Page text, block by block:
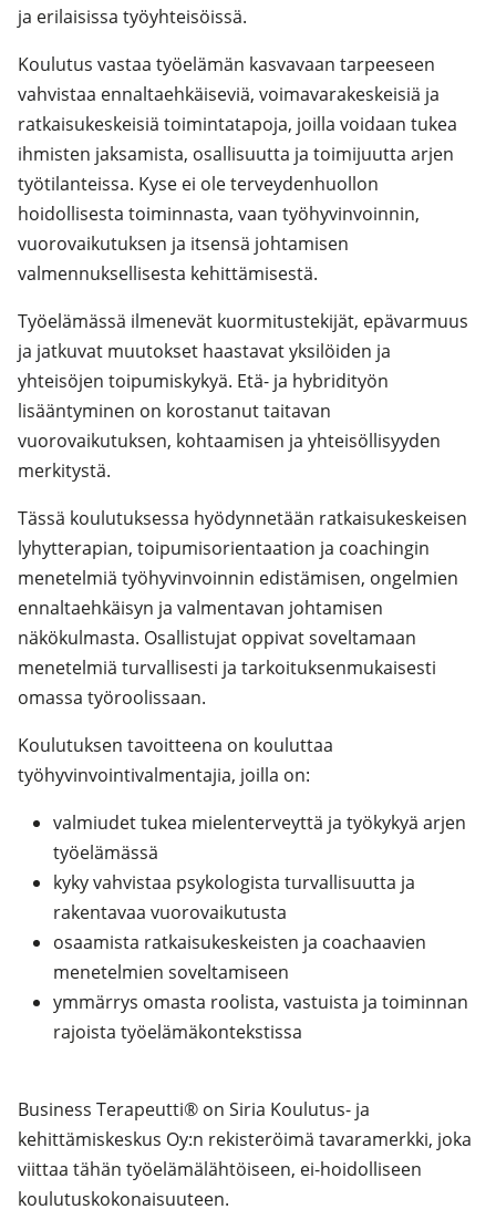
ja erilaisissa työyhteisöissä.
Koulutus vastaa työelämän kasvavaan tarpeeseen
vahvistaa ennaltaehkäiseviä, voimavarakeskeisiä ja
ratkaisukeskeisiä toimintatapoja, joilla voidaan tukea
ihmisten jaksamista, osallisuutta ja toimijuutta arjen
työtilanteissa. Kyse ei ole terveydenhuollon
hoidollisesta toiminnasta, vaan työhyvinvoinnin,
vuorovaikutuksen ja itsensä johtamisen
valmennuksellisesta kehittämisestä.
Työelämässä ilmenevät kuormitustekijät, epävarmuus
ja jatkuvat muutokset haastavat yksilöiden ja
yhteisöjen toipumiskykyä. Etä- ja hybridityön
lisääntyminen on korostanut taitavan
vuorovaikutuksen, kohtaamisen ja yhteisöllisyyden
merkitystä.
Tässä koulutuksessa hyödynnetään ratkaisukeskeisen
lyhytterapian, toipumisorientaation ja coachingin
menetelmiä työhyvinvoinnin edistämisen, ongelmien
ennaltaehkäisyn ja valmentavan johtamisen
näkökulmasta. Osallistujat oppivat soveltamaan
menetelmiä turvallisesti ja tarkoituksenmukaisesti
omassa työroolissaan.
Koulutuksen tavoitteena on kouluttaa
työhyvinvointivalmentajia, joilla on:
valmiudet tukea mielenterveyttä ja työkykyä arjen
työelämässä
kyky vahvistaa psykologista turvallisuutta ja
rakentavaa vuorovaikutusta
osaamista ratkaisukeskeisten ja coachaavien
menetelmien soveltamiseen
ymmärrys omasta roolista, vastuista ja toiminnan
rajoista työelämäkontekstissa
Business Terapeutti® on Siria Koulutus- ja
kehittämiskeskus Oy:n rekisteröimä tavaramerkki, joka
viittaa tähän työelämälähtöiseen, ei-hoidolliseen
koulutuskokonaisuuteen.